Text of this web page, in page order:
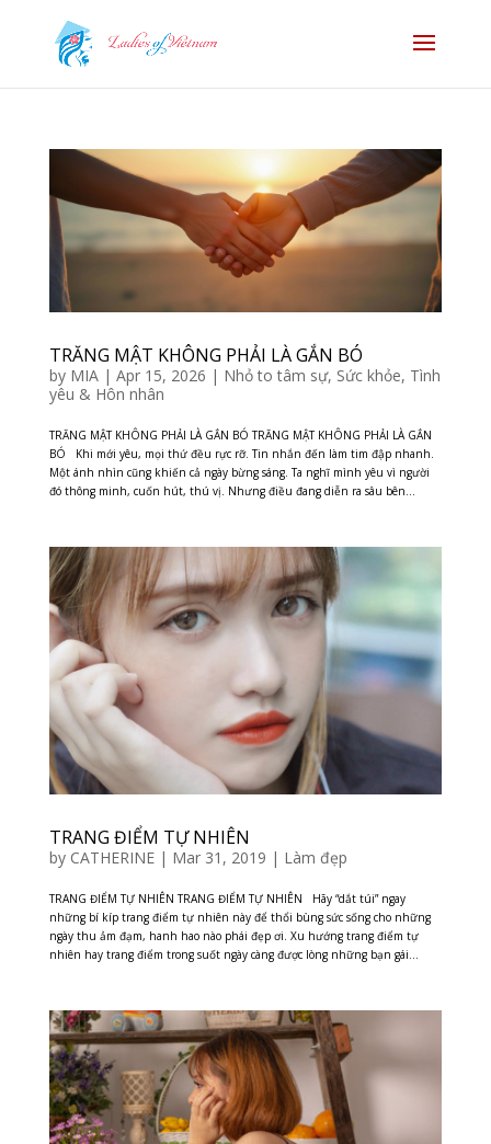
TRĂNG MẬT KHÔNG PHẢI LÀ GẮN BÓ
by MIA| Apr 15, 2026 | Nhỏ to tâm sự, Sức khỏe, Tình
yêu & Hôn nhân
TRĂNG MẬT KHÔNG PHẢI LÀ GẮN BÓ TRĂNG MẬT KHÔNG PHẢI LÀ GẮN
BÓ Khi mới yêu, mọi thứ đều rực rỡ. Tin nhắn đến làm tim đập nhanh.
Một ánh nhìn cũng khiến cả ngày bừng sáng. Ta nghĩ mình yêu vì người
đó thông minh, cuốn hút, thú vị. Nhưng điều đang diễn ra sâu bên...
TRANG ĐIỂM TỰ NHIÊN
by CATHERINE| Mar 31, 2019 | Làm đẹp
TRANG ĐIỂM TỰ NHIÊN TRANG ĐIỂM TỰ NHIÊN Hãy “dắt túi” ngay
những bí kíp trang điểm tự nhiên này để thổi bùng sức sống cho những
ngày thu ảm đạm, hanh hao nào phái đẹp ơi. Xu hướng trang điểm tự
nhiên hay trang điểm trong suốt ngày càng được lòng những bạn gái...